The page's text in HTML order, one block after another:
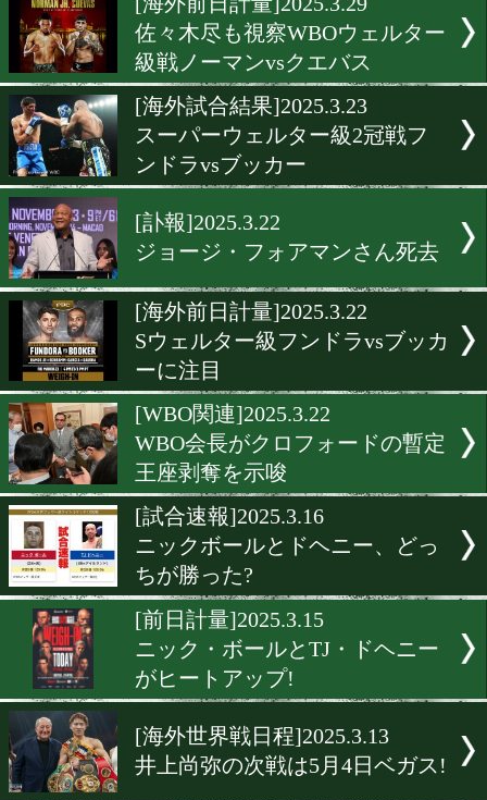
[前日計量]2025.3.29
メヒコでWBOミニマム級
ルマッチ!
[海外前日計量]2025.3.29
級戦ノーマンvsクエバス
[海外試合結果]2025.3.23
スーパーウェルター級2冠
ンドラvsブッカー
[訃報]2025.3.22
ジョージ・フォアマンさん
[海外前日計量]2025.3.22
Sウェルター級フンドラvs
ーに注目
[WBO関連]2025.3.22
WBO会長がクロフォード
王座剥奪を示唆
[試合速報]2025.3.16